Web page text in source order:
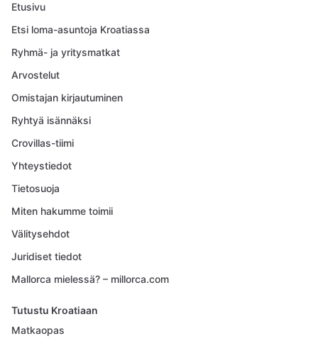
Etusivu
Etsi loma-asuntoja Kroatiassa
Ryhmä- ja yritysmatkat
Arvostelut
Omistajan kirjautuminen
Ryhtyä isännäksi
Crovillas-tiimi
Yhteystiedot
Tietosuoja
Miten hakumme toimii
Välitysehdot
Juridiset tiedot
Mallorca mielessä? – millorca.com
Tutustu Kroatiaan
Matkaopas